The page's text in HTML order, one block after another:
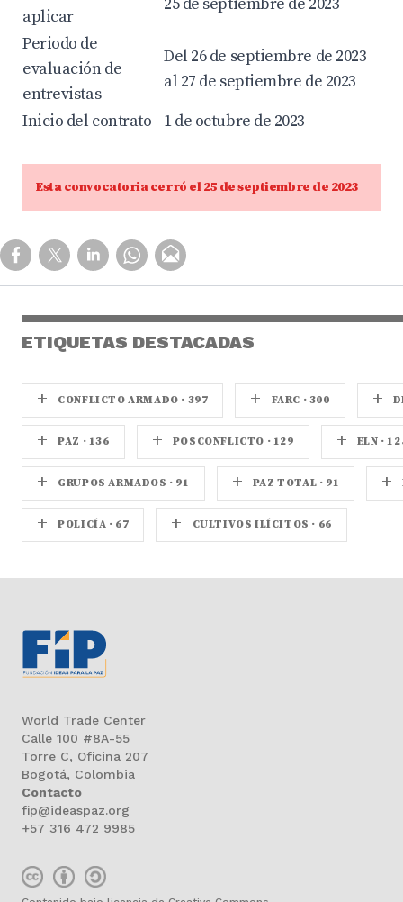
aplicar
Periodo de
evaluación de
entrevistas
Del 26 de septiembre de 2023
al 27 de septiembre de 2023
Inicio del contrato
1 de octubre de 2023
Esta convocatoria cerró el 25 de septiembre de 2023
ETIQUETAS DESTACADAS
+ CONFLICTO ARMADO · 397 + FARC · 300 +
+ PAZ · 136 + POSCONFLICTO · 129 + ELN ·
+ GRUPOS ARMADOS · 91 + PAZ TOTAL · 91 +
+ POLICÍA · 67 + CULTIVOS ILÍCITOS · 66
World Trade Center
Calle 100 #8A-55
Torre C, Oficina 207
Bogotá, Colombia
Contacto
fip@ideaspaz.org
+57 316 472 9985